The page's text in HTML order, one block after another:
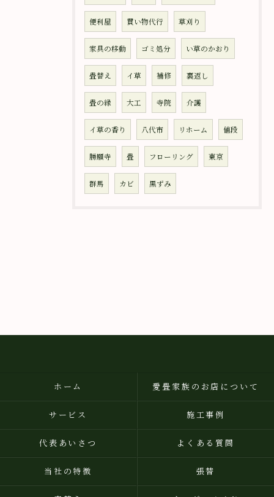
便利屋 買い物代行 草刈り
家具の移動 ゴミ処分 い草のかおり
畳替え イ草 補修 裏返し
畳の縁 大工 寺院 介護
イ草の香り 八代市 リホーム 値段
勝願寺 畳 フローリング 東京
群馬 カビ 黒ずみ
ホーム 愛畳家族のお店について
サービス 施工事例
代表あいさつ よくある質問
当社の特徴 張替